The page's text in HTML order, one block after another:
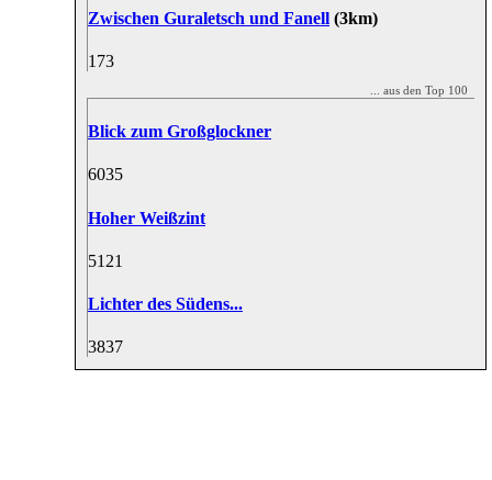
Zwischen Guraletsch und Fanell (3km)
173
... aus den Top 100
Blick zum Großglockner
6035
Hoher Weißzint
51 21
Lichter des Südens...
3837